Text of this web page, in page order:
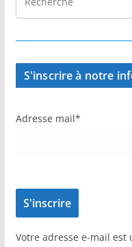
S'inscrire à notre
Adresse mail*
Votre adresse e-mail